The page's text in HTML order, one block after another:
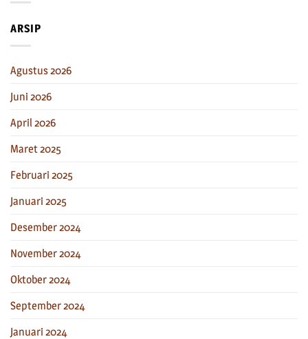
ARSIP
Agustus 2026
Juni 2026
April 2026
Maret 2025
Februari 2025
Januari 2025
Desember 2024
November 2024
Oktober 2024
September 2024
Januari 2024